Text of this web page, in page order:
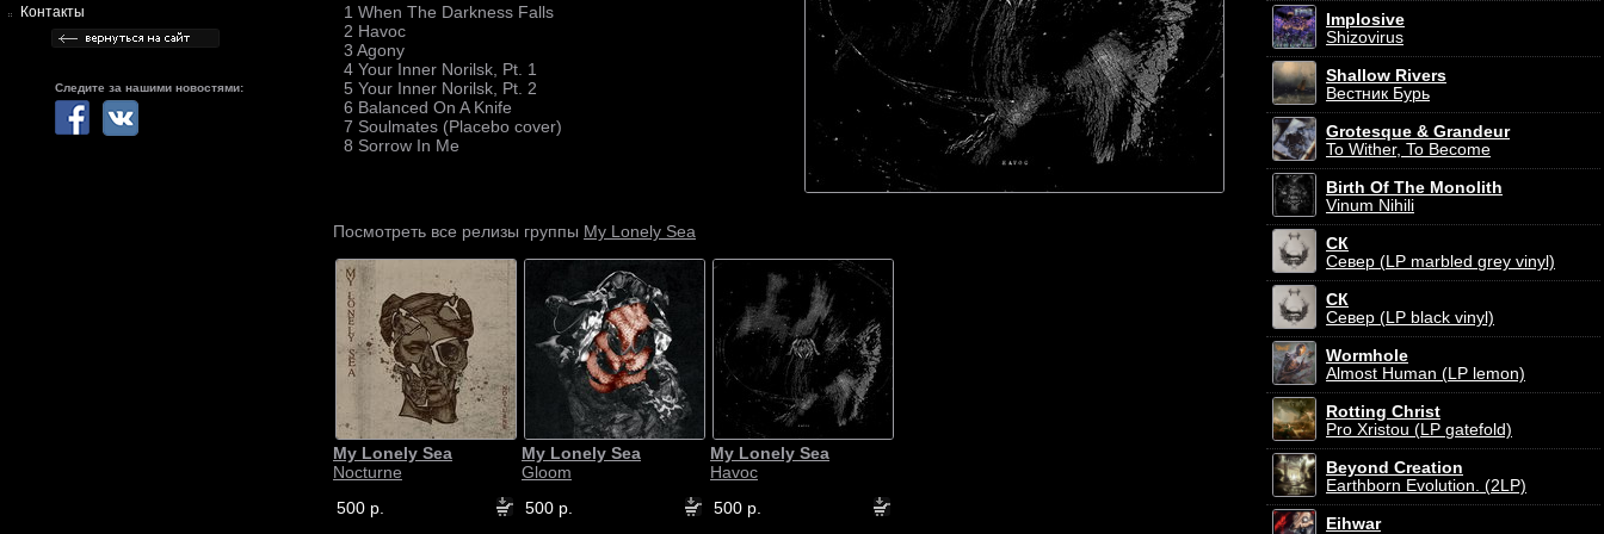
Контакты
Следите за нашими новостями:
1 When The Darkness Falls
2 Havoc
3 Agony
4 Your Inner Norilsk, Pt. 1
5 Your Inner Norilsk, Pt. 2
6 Balanced On A Knife
7 Soulmates (Placebo cover)
8 Sorrow In Me
Посмотреть все релизы группы My Lonely Sea
My Lonely Sea
Nocturne
500 р.
My Lonely Sea
Gloom
500 р.
My Lonely Sea
Havoc
500 р.
Implosive
Shizovirus
Shallow Rivers
Вестник Бурь
Grotesque & Grandeur
To Wither, To Become
Birth Of The Monolith
Vinum Nihili
СК
Север (LP marbled grey vinyl)
СК
Север (LP black vinyl)
Wormhole
Almost Human (LP lemon)
Rotting Christ
Pro Xristou (LP gatefold)
Beyond Creation
Earthborn Evolution. (2LP)
Eihwar